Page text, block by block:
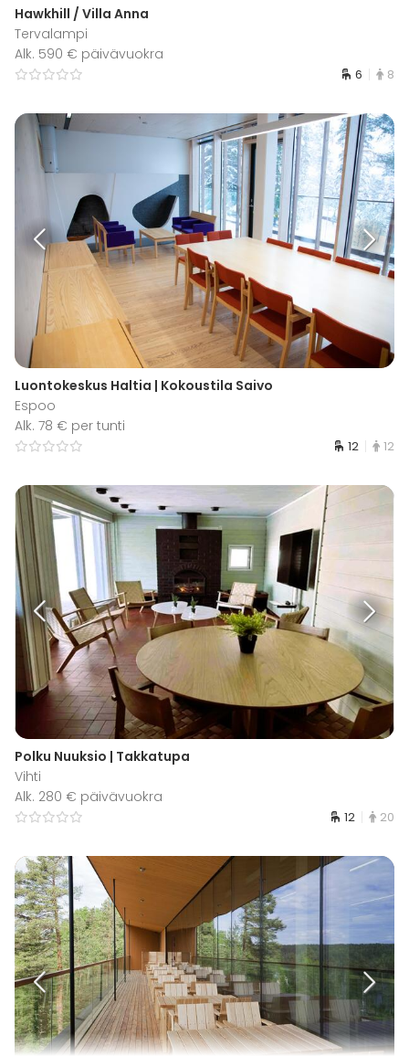
Hawkhill / Villa Anna
Tervalampi
Alk. 590 € päivävuokra
6 8
Luontokeskus Haltia | Kokoustila Saivo
Espoo
Alk. 78 € per tunti
12 12
Polku Nuuksio | Takkatupa
Vihti
Alk. 280 € päivävuokra
12 20